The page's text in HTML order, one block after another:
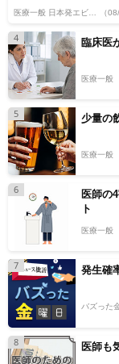
（
4 臨床医
医療一般
5 少量の
医療一般
6
医師の
ト
医療一般
7 発生確
バズった
8 医師も